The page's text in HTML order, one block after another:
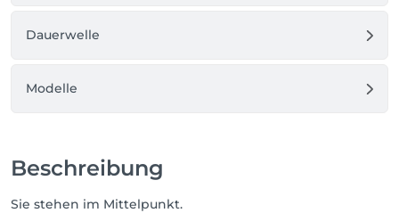
Dauerwelle
Modelle
Beschreibung
Sie stehen im Mittelpunkt.